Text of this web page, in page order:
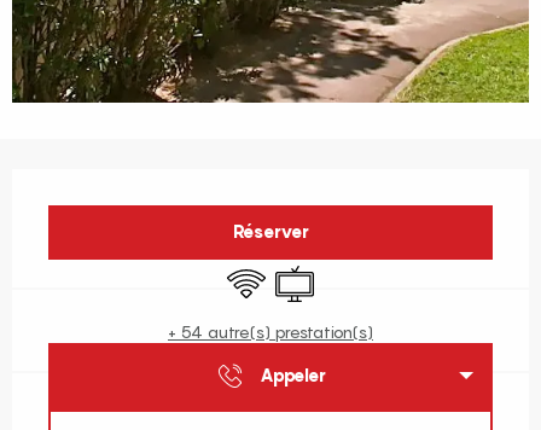
Réserver
WiFi Télévision
+ 54 autre(s) prestation(s)
Appeler